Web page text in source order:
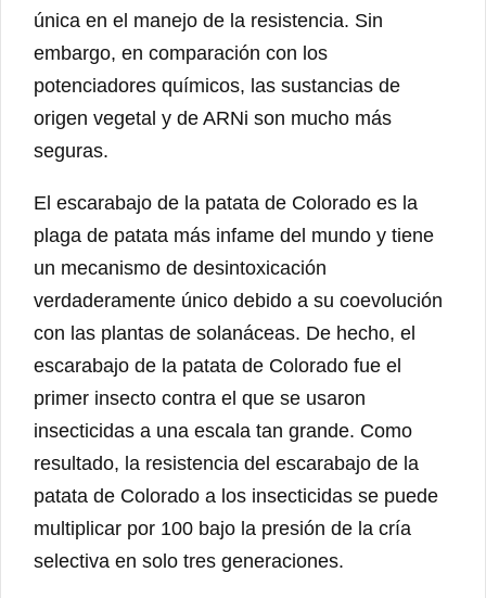
única en el manejo de la resistencia. Sin
embargo, en comparación con los
potenciadores químicos, las sustancias de
origen vegetal y de ARNi son mucho más
seguras.
El escarabajo de la patata de Colorado es la
plaga de patata más infame del mundo y tiene
un mecanismo de desintoxicación
verdaderamente único debido a su coevolución
con las plantas de solanáceas. De hecho, el
escarabajo de la patata de Colorado fue el
primer insecto contra el que se usaron
insecticidas a una escala tan grande. Como
resultado, la resistencia del escarabajo de la
patata de Colorado a los insecticidas se puede
multiplicar por 100 bajo la presión de la cría
selectiva en solo tres generaciones.